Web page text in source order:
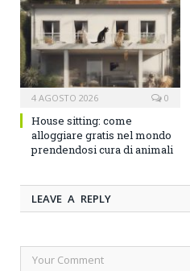
4 AGOSTO 2026 0
House sitting: come
alloggiare gratis nel mondo
prendendosi cura di animali
LEAVE A REPLY